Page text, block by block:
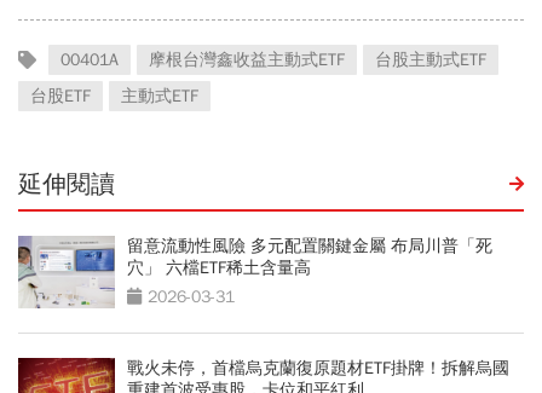
00401A 摩根台灣鑫收益主動式ETF
台股主動式ETF
台股ETF
主動式ETF
延伸閱讀
留意流動性風險 多元配置關鍵金屬 布局川普「死
穴」 六檔ETF稀土含量高
2026-03-31
戰火未停，首檔烏克蘭復原題材ETF掛牌！拆解烏國